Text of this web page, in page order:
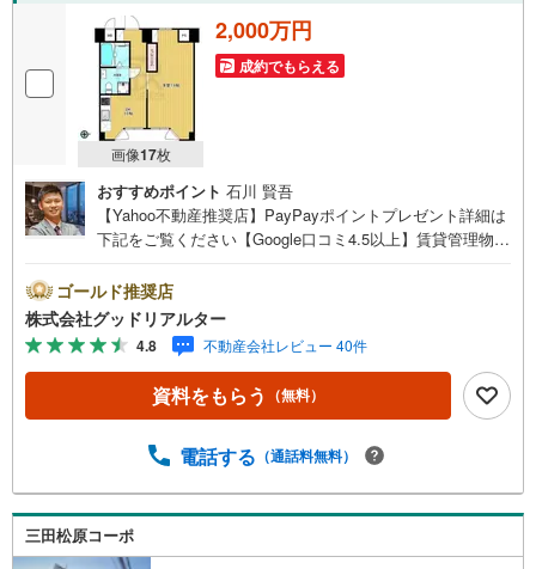
画像17枚
2,000万円
成約でもらえる
おすすめポイント 石川 賢吾
【Yahoo不動産推奨店】PayPayポイントプレゼント詳細は
下記をご覧ください【Google口コミ4.5以上】賃貸管理物件
介です。投資用マンションを購入する際、最大のリスクは
空室リスクです。利回りがいくら高かろうとも、空室が続
いてしまえば、絵に描いた餅になってしまいます。弊社で
ご紹介するマンションは、人気エリアのお薦め物件はもち
ろんのこと、エリアのニーズに合った人気のお部屋等、賃
貸営業経験スタッフの培ってきた知識と経験を基に物件を
ての対策はお任せください。掲載されている物件は、弊社
い合わせください。※記載賃料等の収入や利回りは、将来に
わたり、得られることを保証するものではありません。※賃
料等については、賃貸中のものについては現在の賃料等
ゴールド推奨店
株式会社グッドリアルター
4.8 不動産会社レビュー 40件
資料をもらう （無料）
電話する （通話料無料）
三田松原コーポ